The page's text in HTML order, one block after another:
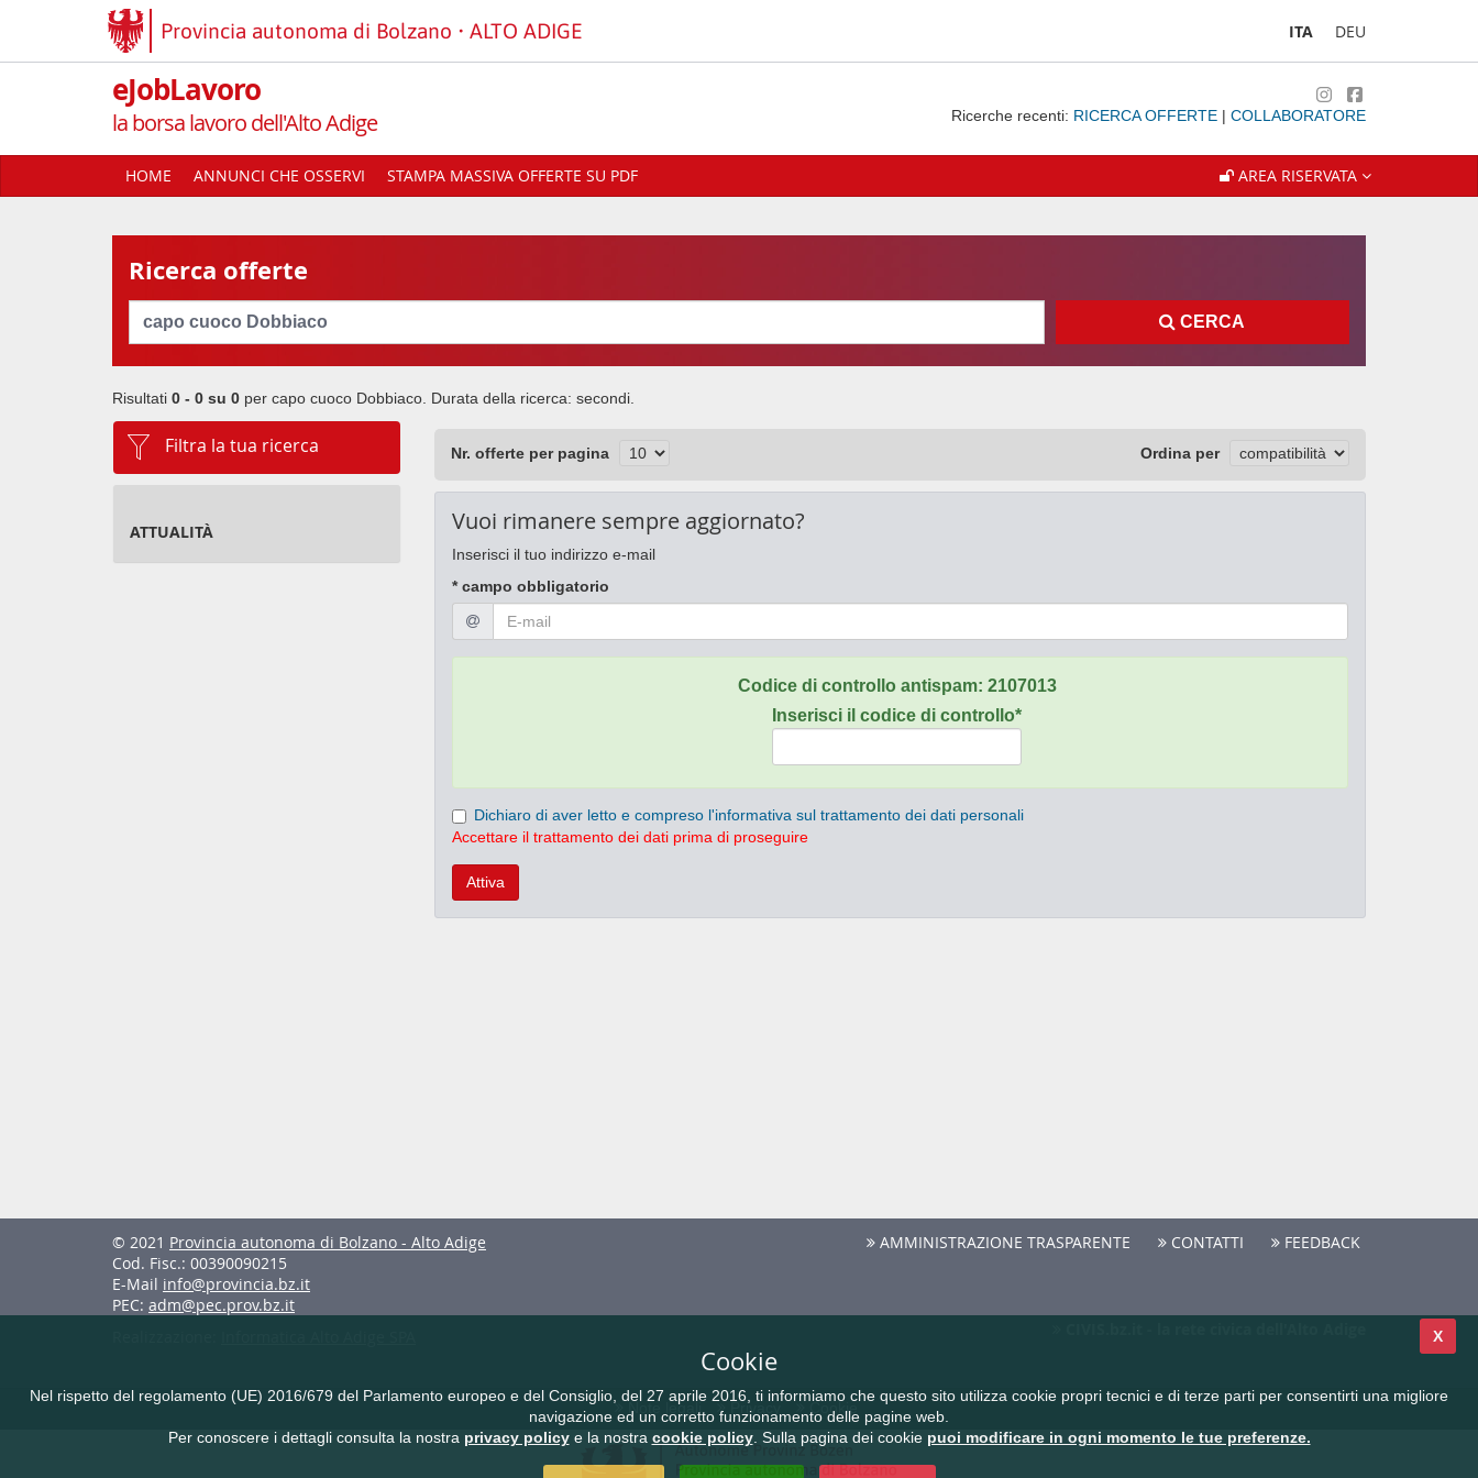
Provincia autonoma di Bolzano ALTO ADIGE ITA DEU
eJobLavoro
la borsa lavoro dell'Alto Adige Ricerche recenti: RICERCA OFFERTE | COLLABORATORE
HOME ANNUNCI CHE OSSERVI STAMPA MASSIVA OFFERTE SU PDF AREA RISERVATA
Ricerca offerte
CERCA
Risultati 0 - 0 su 0 per capo cuoco Dobbiaco . Durata della ricerca: secondi.
Filtra la tua ricerca
ATTUALITÀ
Nr. offerte per pagina Ordina per
Vuoi rimanere sempre aggiornato?
Inserisci il tuo indirizzo e-mail
* campo obbligatorio
Codice di controllo antispam: 2107013
Inserisci il codice di controllo*
Dichiaro di aver letto e compreso l'informativa sul trattamento dei dati personali
Accettare il trattamento dei dati prima di proseguire
Attiva
© 2021 Provincia autonoma di Bolzano - Alto Adige
Cod. Fisc.: 00390090215
E-Mail info@provincia.bz.it
PEC: adm@pec.prov.bz.it
AMMINISTRAZIONE TRASPARENTE CONTATTI FEEDBACK
Note legali Privacy Cookie
X
Cookie
Nel rispetto del regolamento (UE) 2016/679 del Parlamento europeo e del Consiglio, del 27 aprile 2016, ti informiamo che questo sito utilizza cookie propri tecnici e di terze parti per consentirti una migliore
navigazione ed un corretto funzionamento delle pagine web.
Per conoscere i dettagli consulta la nostra privacy policye la nostra cookie policy. Sulla pagina dei cookie puoi modificare in ogni momento le tue preferenze.